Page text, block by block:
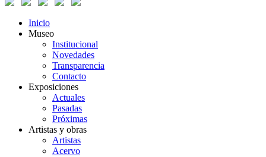
Inicio
Museo
Institucional
Novedades
Transparencia
Contacto
Exposiciones
Actuales
Pasadas
Próximas
Artistas y obras
Artistas
Acervo